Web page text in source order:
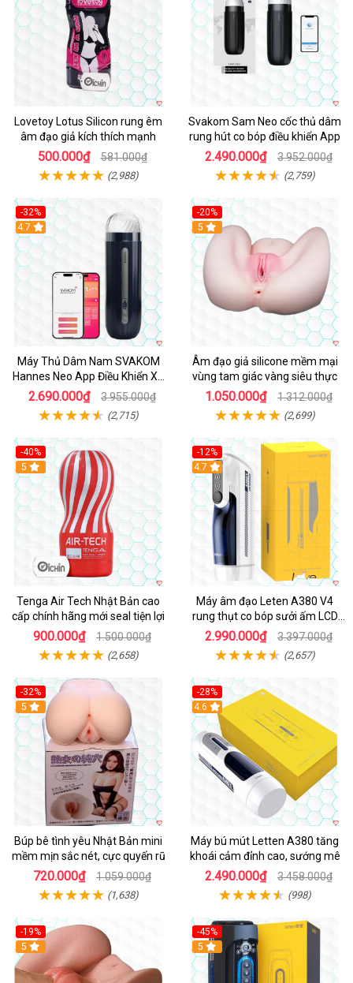
Lovetoy Lotus Silicon rung êm
âm đạo giả kích thích mạnh
500.000₫ 581.000₫
(2,988)
Svakom Sam Neo cốc thủ dâm
rung hút co bóp điều khiển App
2.490.000₫ 3.952.000₫
(2,759)
-32%
Hot
4.7
Máy Thủ Dâm Nam SVAKOM
Hannes Neo App Điều Khiển Xa
Cao Cấp
2.690.000₫ 3.955.000₫
(2,715)
-20%
Hot
5
Âm đạo giả silicone mềm mại
vùng tam giác vàng siêu thực
1.050.000₫ 1.312.000₫
(2,699)
-40%
Hot
5
Tenga Air Tech Nhật Bản cao
cấp chính hãng mới seal tiện lợi
900.000₫ 1.500.000₫
(2,658)
-12%
Hot
4.7
Máy âm đạo Leten A380 V4
rung thụt co bóp sưởi ấm LCD
đẹp
2.990.000₫ 3.397.000₫
(2,657)
-32%
Hot
5
Búp bê tình yêu Nhật Bản mini
mềm mịn sắc nét, cực quyến rũ
720.000₫ 1.059.000₫
(1,638)
-28%
Hot
4.6
Máy bú mút Letten A380 tăng
khoái cảm đỉnh cao, sướng mê
2.490.000₫ 3.458.000₫
(998)
-19%
Hot
5
-45%
Hot
5